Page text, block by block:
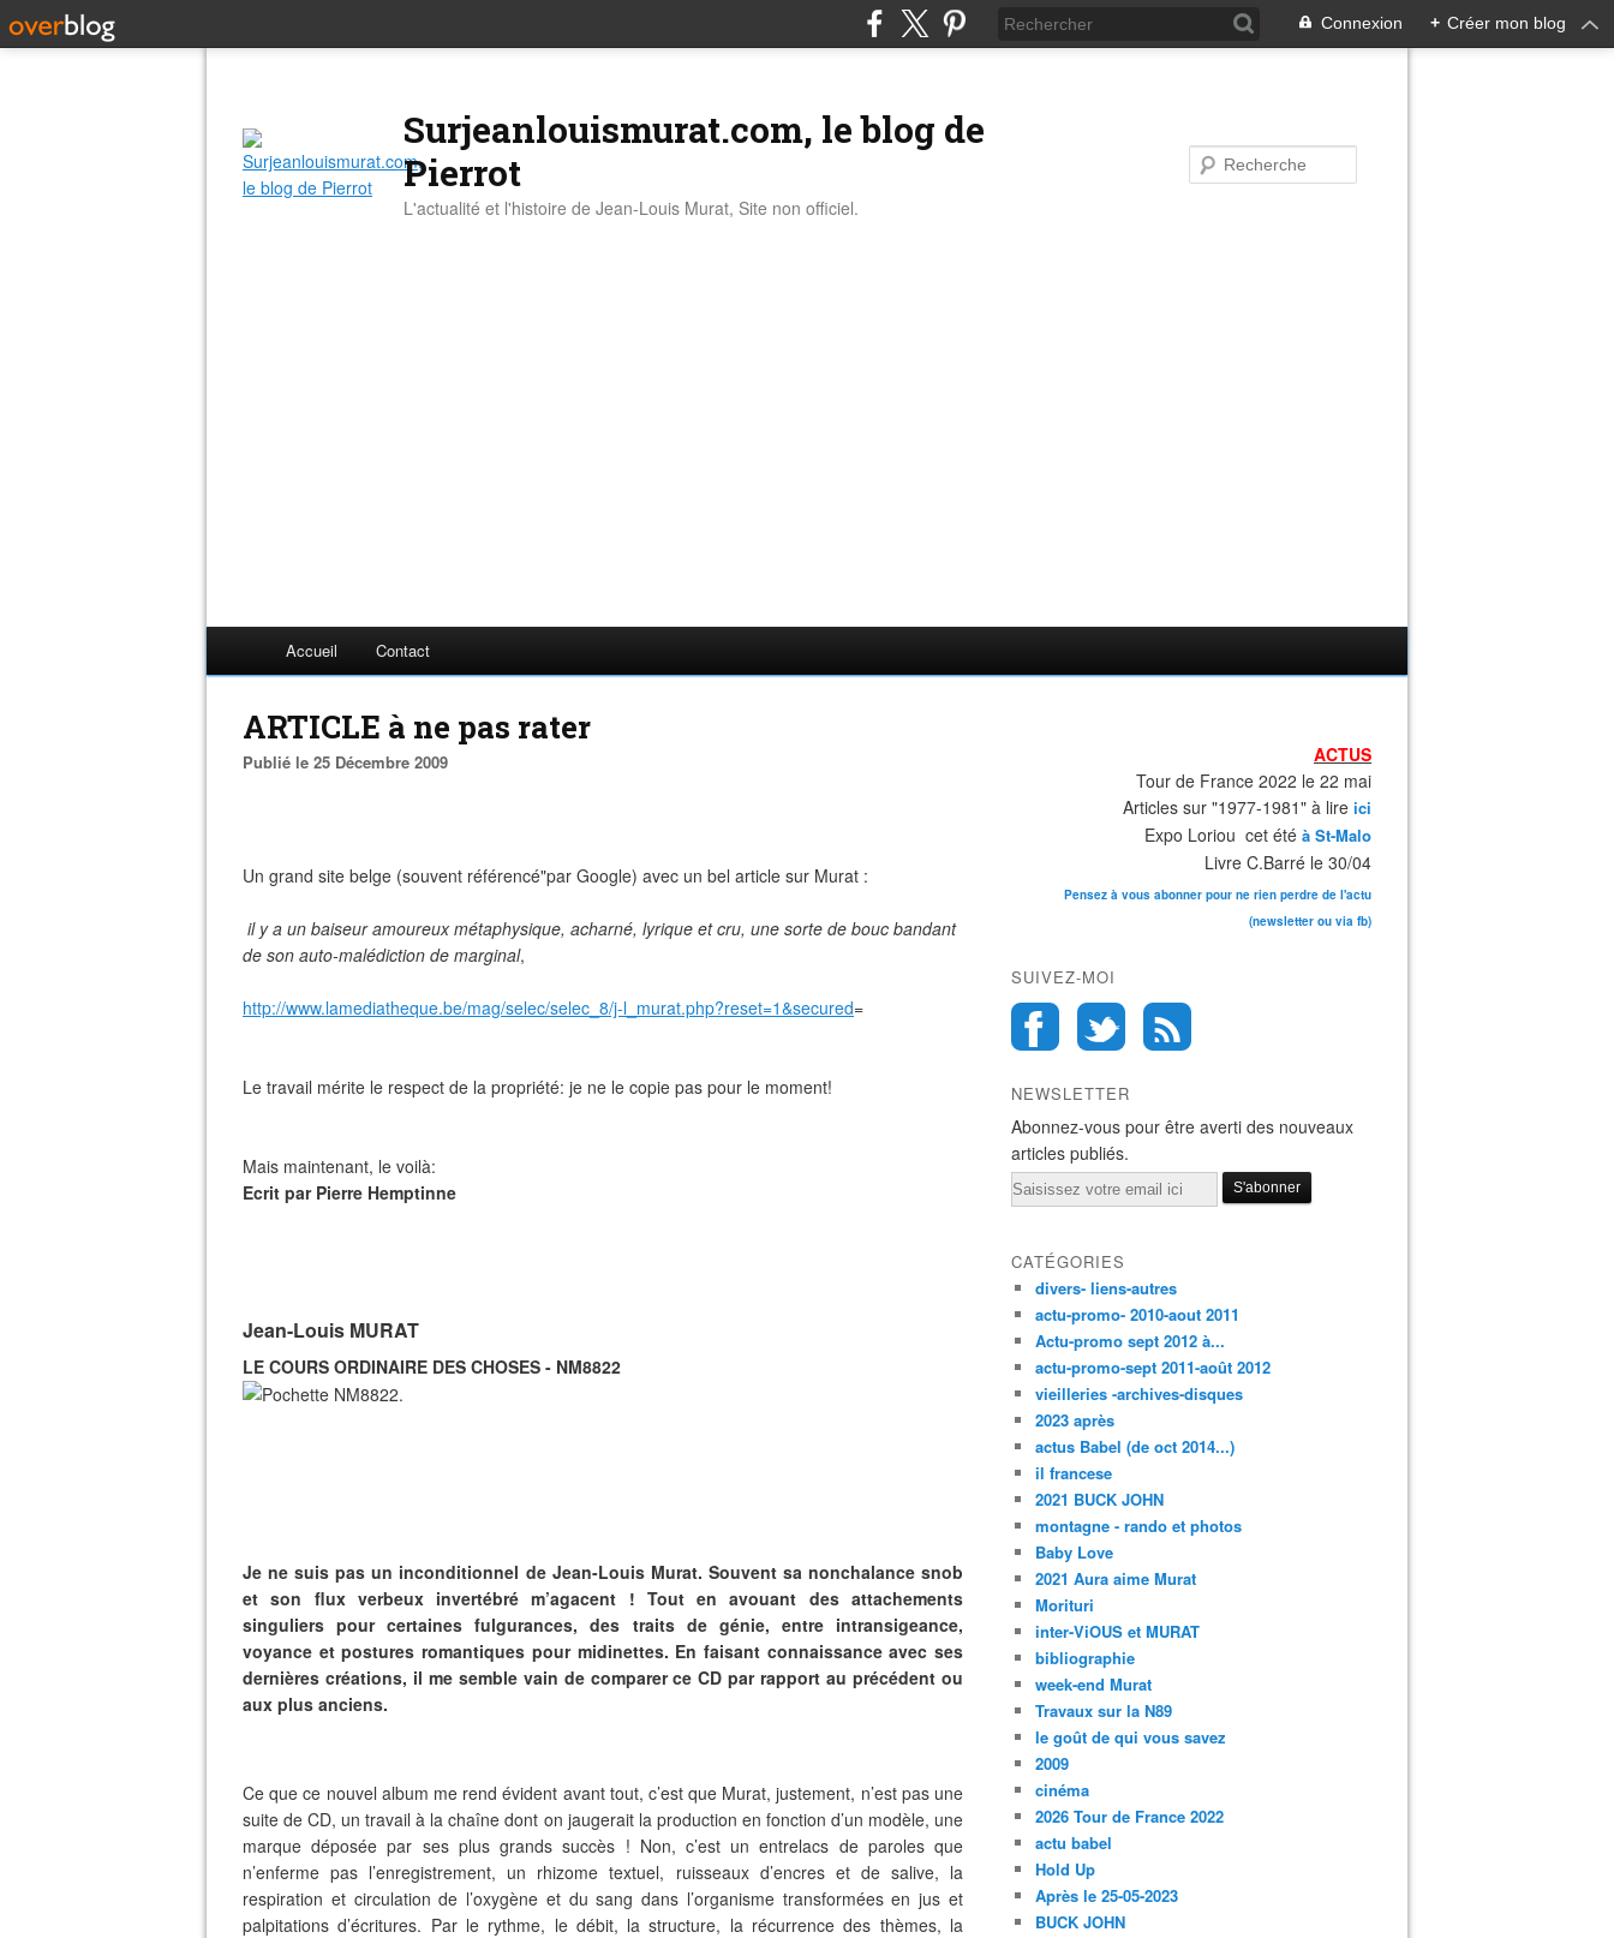
Connexion + Créer mon blog
Surjeanlouismurat.com, le blog de
Pierrot
L'actualité et l'histoire de Jean-Louis Murat, Site non officiel.
Accueil Contact
ARTICLE à ne pas rater
Publié le 25 Décembre 2009
Un grand site belge (souvent référencé"par Google) avec un bel article sur Murat :
il y a un baiseur amoureux métaphysique, acharné, lyrique et cru, une sorte de bouc bandant
de son auto-malédiction de marginal,
http://www.lamediatheque.be/mag/selec/selec_8/j-l_murat.php?reset=1&secured=
Le travail mérite le respect de la propriété: je ne le copie pas pour le moment!
Mais maintenant, le voilà:
Ecrit par Pierre Hemptinne
Jean-Louis MURAT
LE COURS ORDINAIRE DES CHOSES - NM8822
Je ne suis pas un inconditionnel de Jean-Louis Murat. Souvent sa nonchalance snob
et son flux verbeux invertébré m’agacent ! Tout en avouant des attachements
singuliers pour certaines fulgurances, des traits de génie, entre intransigeance,
voyance et postures romantiques pour midinettes. En faisant connaissance avec ses
dernières créations, il me semble vain de comparer ce CD par rapport au précédent ou
aux plus anciens.
Ce que ce nouvel album me rend évident avant tout, c’est que Murat, justement, n’est pas une
suite de CD, un travail à la chaîne dont on jaugerait la production en fonction d’un modèle, une
marque déposée par ses plus grands succès ! Non, c’est un entrelacs de paroles que
n’enferme pas l’enregistrement, un rhizome textuel, ruisseaux d’encres et de salive, la
respiration et circulation de l’oxygène et du sang dans l’organisme transformées en jus et
palpitations d’écritures. Par le rythme, le débit, la structure, la récurrence des thèmes, la
ACTUS
Tour de France 2022 le 22 mai
Articles sur "1977-1981" à lire ici
Expo Loriou cet été à St-Malo
Livre C.Barré le 30/04
Pensez à vous abonner pour ne rien perdre de l'actu
(newsletter ou via fb)
SUIVEZ-MOI
NEWSLETTER
Abonnez-vous pour être averti des nouveaux
articles publiés.
Email
CATÉGORIES
divers- liens-autres
actu-promo- 2010-aout 2011
Actu-promo sept 2012 à...
actu-promo-sept 2011-août 2012
vieilleries -archives-disques
2023 après
actus Babel (de oct 2014...)
il francese
2021 BUCK JOHN
montagne - rando et photos
Baby Love
2021 Aura aime Murat
Morituri
inter-ViOUS et MURAT
bibliographie
week-end Murat
Travaux sur la N89
le goût de qui vous savez
2009
cinéma
2026 Tour de France 2022
actu babel
Hold Up
Après le 25-05-2023
BUCK JOHN